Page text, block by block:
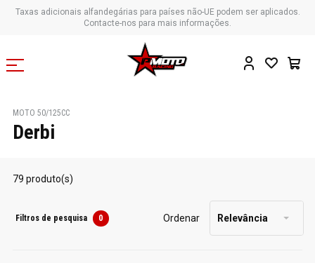
Taxas adicionais alfandegárias para países não-UE podem ser aplicados.
Contacte-nos para mais informações.
MOTO 50/125CC
Derbi
79 produto(s)
Filtros de pesquisa 0 Ordenar Relevância